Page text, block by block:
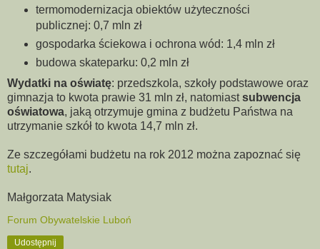
termomodernizacja obiektów użyteczności
publicznej: 0,7 mln zł
gospodarka ściekowa i ochrona wód: 1,4 mln zł
budowa skateparku: 0,2 mln zł
Wydatki na oświatę: przedszkola, szkoły podstawowe oraz
gimnazja to kwota prawie 31 mln zł, natomiastsubwencja
oświatowa, jaką otrzymuje gmina z budżetu Państwa na
utrzymanie szkół to kwota 14,7 mln zł.
Ze szczegółami budżetu na rok 2012 można zapoznać się
tutaj.
Małgorzata Matysiak
Forum Obywatelskie Luboń
Udostępnij